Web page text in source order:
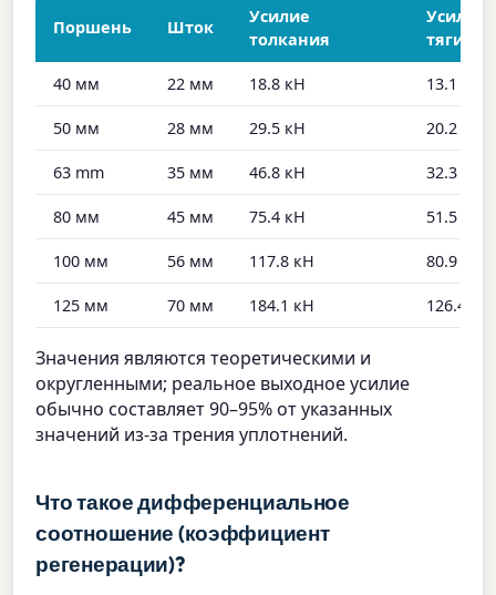
Поршень Шток
Усилие
толкания
Усилие
тяги
40 мм 22 мм 18.8 кН 13.1 кН
50 мм 28 мм 29.5 кН 20.2 кН
63 mm 35 мм 46.8 кН 32.3 кН
80 мм 45 мм 75.4 кН 51.5 кН
100 мм 56 мм 117.8 кН 80.9 кН
125 мм 70 мм 184.1 кН 126.4 кН
Значения являются теоретическими и
округленными; реальное выходное усилие
обычно составляет 90–95% от указанных
значений из-за трения уплотнений.
Что такое дифференциальное
соотношение (коэффициент
регенерации)?